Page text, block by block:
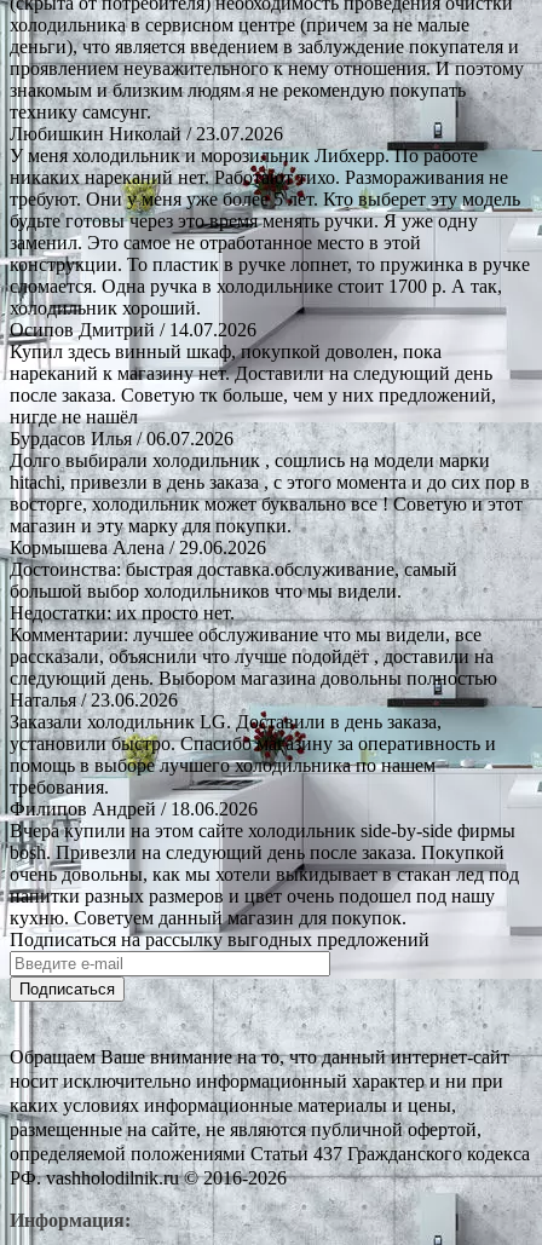
холодильника в сервисном центре (причем за не малые
деньги), что является введением в заблуждение покупателя и
проявлением неуважительного к нему отношения. И поэтому
знакомым и близким людям я не рекомендую покупать
технику самсунг.
Любишкин Николай/ 23.07.2026
У меня холодильник и морозильник Либхерр. По работе
никаких нареканий нет. Работают тихо. Размораживания не
требуют. Они у меня уже более 5 лет. Кто выберет эту модель
будьте готовы через это время менять ручки. Я уже одну
заменил. Это самое не отработанное место в этой
конструкции. То пластик в ручке лопнет, то пружинка в ручке
сломается. Одна ручка в холодильнике стоит 1700 р. А так,
холодильник хороший.
Осипов Дмитрий / 14.07.2026
Купил здесь винный шкаф, покупкой доволен, пока
нареканий к магазину нет. Доставили на следующий день
после заказа. Советую тк больше, чем у них предложений,
нигде не нашёл
Бурдасов Илья/ 06.07.2026
Долго выбирали холодильник , сошлись на модели марки
hitachi, привезли в день заказа , с этого момента и до сих пор в
восторге, холодильник может буквально все ! Советую и этот
магазин и эту марку для покупки.
Кормышева Алена / 29.06.2026
Достоинства: быстрая доставка.обслуживание, самый
большой выбор холодильников что мы видели.
Недостатки: их просто нет.
Комментарии: лучшее обслуживание что мы видели, все
рассказали, объяснили что лучше подойдёт , доставили на
следующий день. Выбором магазина довольны полностью
Наталья/ 23.06.2026
Заказали холодильник LG. Доставили в день заказа,
установили быстро. Спасибо магазину за оперативность и
помощь в выборе лучшего холодильника по нашем
требования.
Филипов Андрей / 18.06.2026
Вчера купили на этом сайте холодильник side-by-side фирмы
bosh. Привезли на следующий день после заказа. Покупкой
очень довольны, как мы хотели выкидывает в стакан лед под
напитки разных размеров и цвет очень подошел под нашу
кухню. Советуем данный магазин для покупок.
Подписаться на рассылку выгодных предложений
Подписаться
Обращаем Ваше внимание на то, что данный интернет-сайт
носит исключительно информационный характер и ни при
каких условиях информационные материалы и цены,
размещенные на сайте, не являются публичной офертой,
определяемой положениями Статьи 437 Гражданского кодекса
РФ. vashholodilnik.ru © 2016-2026
Информация: